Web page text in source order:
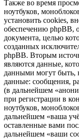
Также во время
ноутбуков,
установить cookies,
обеспечению phpBB,
документа, целью
созданных
phpBB. Вторым
являются данные,
данными могут быть,
данные: сообщения,
(в дальнейшем
при регистрации в
ноутбуков,
дальнейшем «ваша
оставленные вами
дальнейшем «ваши